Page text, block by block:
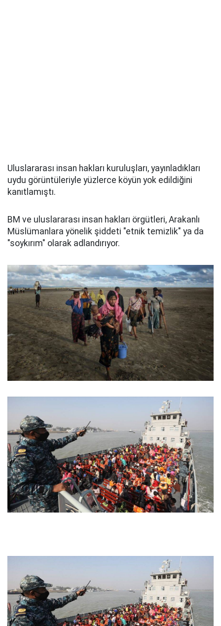
Uluslararası insan hakları kuruluşları, yayınladıkları
uydu görüntüleriyle yüzlerce köyün yok edildiğini
kanıtlamıştı.
BM ve uluslararası insan hakları örgütleri, Arakanlı
Müslümanlara yönelik şiddeti "etnik temizlik" ya da
"soykırım" olarak adlandırıyor.